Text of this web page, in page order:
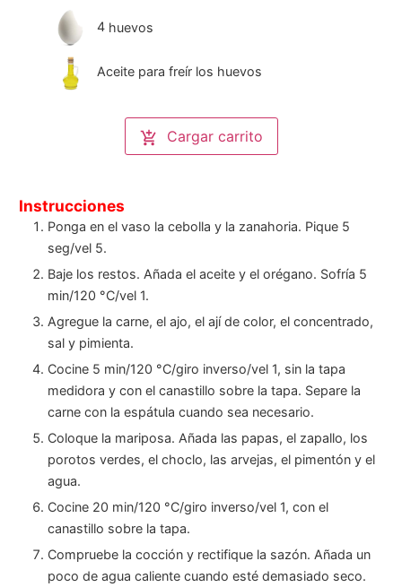
4 huevos
Aceite para freír los huevos
Cargar carrito
Instrucciones
Ponga en el vaso la cebolla y la zanahoria. Pique 5
seg/vel 5.
Baje los restos. Añada el aceite y el orégano. Sofría 5
min/120 °C/vel 1.
Agregue la carne, el ajo, el ají de color, el concentrado,
sal y pimienta.
Cocine 5 min/120 °C/giro inverso/vel 1, sin la tapa
medidora y con el canastillo sobre la tapa. Separe la
carne con la espátula cuando sea necesario.
Coloque la mariposa. Añada las papas, el zapallo, los
porotos verdes, el choclo, las arvejas, el pimentón y el
agua.
Cocine 20 min/120 °C/giro inverso/vel 1, con el
canastillo sobre la tapa.
Compruebe la cocción y rectifique la sazón. Añada un
poco de agua caliente cuando esté demasiado seco.